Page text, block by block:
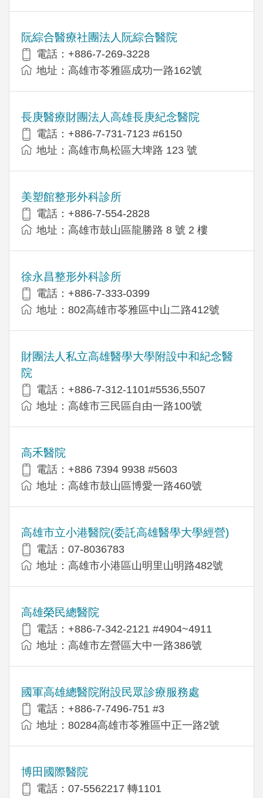
阮綜合醫療社團法人阮綜合醫院
電話：+886-7-269-3228
地址：高雄市苓雅區成功一路162號
長庚醫療財團法人高雄長庚紀念醫院
電話：+886-7-731-7123 #6150
地址：高雄市鳥松區大埤路 123 號
美塑館整形外科診所
電話：+886-7-554-2828
地址：高雄市鼓山區龍勝路 8 號 2 樓
徐永昌整形外科診所
電話：+886-7-333-0399
地址：802高雄市苓雅區中山二路412號
財團法人私立高雄醫學大學附設中和紀念醫
院
電話：+886-7-312-1101#5536,5507
地址：高雄市三民區自由一路100號
高禾醫院
電話：+886 7394 9938 #5603
地址：高雄市鼓山區博愛一路460號
高雄市立小港醫院(委託高雄醫學大學經營)
電話：07-8036783
地址：高雄市小港區山明里山明路482號
高雄榮民總醫院
電話：+886-7-342-2121 #4904~4911
地址：高雄市左營區大中一路386號
國軍高雄總醫院附設民眾診療服務處
電話：+886-7-7496-751 #3
地址：80284高雄市苓雅區中正一路2號
博田國際醫院
電話：07-5562217 轉1101